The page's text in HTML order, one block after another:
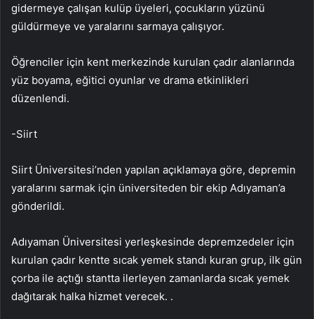
gidermeye çalışan kulüp üyeleri, çocukların yüzünü
güldürmeye ve yaralarını sarmaya çalışıyor.
Öğrenciler için kent merkezinde kurulan çadır alanlarında
yüz boyama, eğitici oyunlar ve drama etkinlikleri
düzenlendi.
-Siirt
Siirt Üniversitesi’nden yapılan açıklamaya göre, depremin
yaralarını sarmak için üniversiteden bir ekip Adıyaman’a
gönderildi.
Adıyaman Üniversitesi yerleşkesinde depremzedeler için
kurulan çadır kentte sıcak yemek standı kuran grup, ilk gün
çorba ile açtığı stantta ilerleyen zamanlarda sıcak yemek
dağıtarak halka hizmet verecek. .